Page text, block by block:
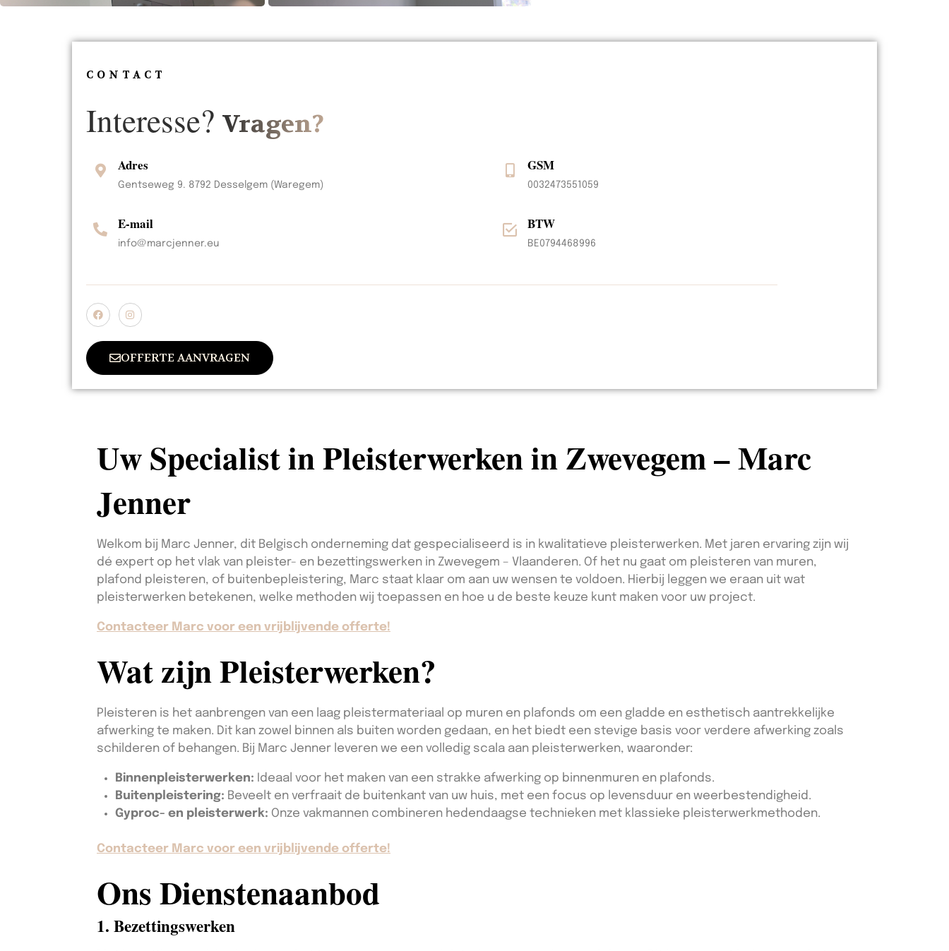
CONTACT
Interesse? Vragen?
Adres
Gentseweg 9. 8792 Desselgem (Waregem)
GSM
0032473551059
E-mail
info@marcjenner.eu
BTW
BE0794468996
OFFERTE AANVRAGEN
Uw Specialist in Pleisterwerken in Zwevegem – Marc
Jenner
Welkom bij Marc Jenner, dit Belgisch onderneming dat gespecialiseerd is in kwalitatieve pleisterwerken. Met jaren ervaring zijn wij
dé expert op het vlak van pleister- en bezettingswerken in Zwevegem – Vlaanderen. Of het nu gaat om pleisteren van muren,
plafond pleisteren, of buitenbepleistering, Marc staat klaar om aan uw wensen te voldoen. Hierbij leggen we eraan uit wat
pleisterwerken betekenen, welke methoden wij toepassen en hoe u de beste keuze kunt maken voor uw project.
Contacteer Marc voor een vrijblijvende offerte!
Wat zijn Pleisterwerken?
Pleisteren is het aanbrengen van een laag pleistermateriaal op muren en plafonds om een gladde en esthetisch aantrekkelijke
afwerking te maken. Dit kan zowel binnen als buiten worden gedaan, en het biedt een stevige basis voor verdere afwerking zoals
schilderen of behangen. Bij Marc Jenner leveren we een volledig scala aan pleisterwerken, waaronder:
Binnenpleisterwerken: Ideaal voor het maken van een strakke afwerking op binnenmuren en plafonds.
Buitenpleistering: Beveelt en verfraait de buitenkant van uw huis, met een focus op levensduur en weerbestendigheid.
Gyproc- en pleisterwerk: Onze vakmannen combineren hedendaagse technieken met klassieke pleisterwerkmethoden.
Contacteer Marc voor een vrijblijvende offerte!
Ons Dienstenaanbod
1. Bezettingswerken